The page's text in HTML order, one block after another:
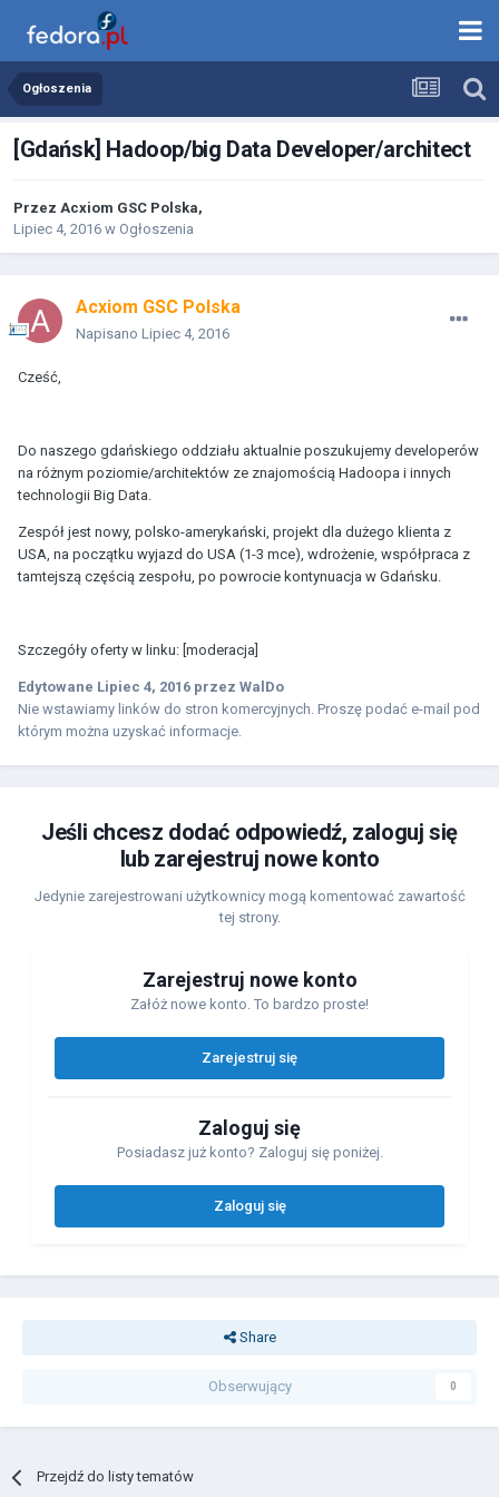
Ogłoszenia
[Gdańsk] Hadoop/big Data Developer/architect
Przez Acxiom GSC Polska,
Lipiec 4, 2016 w Ogłoszenia
Acxiom GSC Polska
Napisano Lipiec 4, 2016
Cześć,
Do naszego gdańskiego oddziału aktualnie poszukujemy developerów
na różnym poziomie/architektów ze znajomością Hadoopa i innych
technologii Big Data.
Zespół jest nowy, polsko-amerykański, projekt dla dużego klienta z
USA, na początku wyjazd do USA (1-3 mce), wdrożenie, współpraca z
tamtejszą częścią zespołu, po powrocie kontynuacja w Gdańsku.
Szczegóły oferty w linku: [moderacja]
Edytowane Lipiec 4, 2016 przez WalDo
Nie wstawiamy linków do stron komercyjnych. Proszę podać e-mail pod
którym można uzyskać informacje.
Jeśli chcesz dodać odpowiedź, zaloguj się
lub zarejestruj nowe konto
Jedynie zarejestrowani użytkownicy mogą komentować zawartość
tej strony.
Zarejestruj nowe konto
Załóż nowe konto. To bardzo proste!
Zarejestruj się
Zaloguj się
Posiadasz już konto? Zaloguj się poniżej.
Zaloguj się
Share
Obserwujący 0
Przejdź do listy tematów